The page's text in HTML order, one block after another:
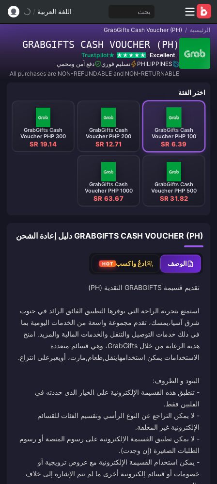
بحث اللغة العربية /
الرئيسية /
GrabGifts Cash Voucher (PH)
GRABGIFTS CASH VOUCHER (PH)
Excellent
Trustpilot
PHILIPPINES
تسليم فوري
دفع آمن ومحمي
All purchases are NON-REFUNDABLE and NON-RETURNABLE.
اختر الفئة
GrabGifts Cash
Voucher PHP 100
SR 6.39
GrabGifts Cash
Voucher PHP 200
SR 12.71
GrabGifts Cash
Voucher PHP 300
SR 19.14
GrabGifts Cash
Voucher PHP 500
SR 31.82
GrabGifts Cash
Voucher PHP 1000
SR 63.67
GRABGIFTS CASH VOUCHER (PH) دليل إعادة الشحن
الوصف ادعُ واكسب HOT
استمتع بتجربة الراحة التي يوفرها التطبيق الفائق الرائد في جنوب
شرق آسيا،يمسك، تقدم مجموعة واسعة من الخدمات اليومية بما
في ذلك خدمات التوصيل والتنقل والخدمات المالية والمزيد. امنح
هدية الرعاية من خلال GrabGifts، وهي قسائم متعددة
الاستخدامات يمكن استخدامهاينقل,طعام,مارت، أويعبر
- تنطبق هذه القسيمة الإلكترونية على الخيار الذي حددته في
- لا يمكن التراجع عن النوع الرأسي وتقسيم الفئات للقسائم
- لا يمكن تطبيق القسيمة الإلكترونية على رسوم المنصة أو رسوم
- يمكن استخدام القسيمة الإلكترونية مع عروض ترويجية أو
خصومات أو قسائم إلكترونية أخرى ما لم تتم الإشارة إلى خلاف